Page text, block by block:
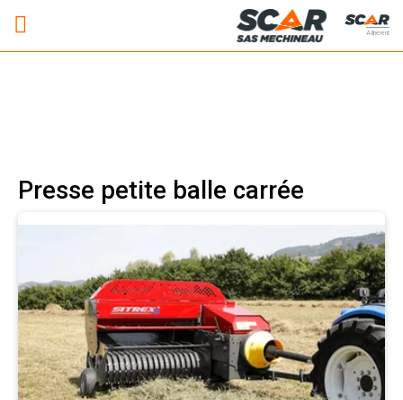
Adhérent
Presse petite balle carrée